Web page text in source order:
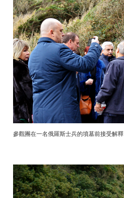
參觀團在一名俄羅斯士兵的墳墓前接受解釋